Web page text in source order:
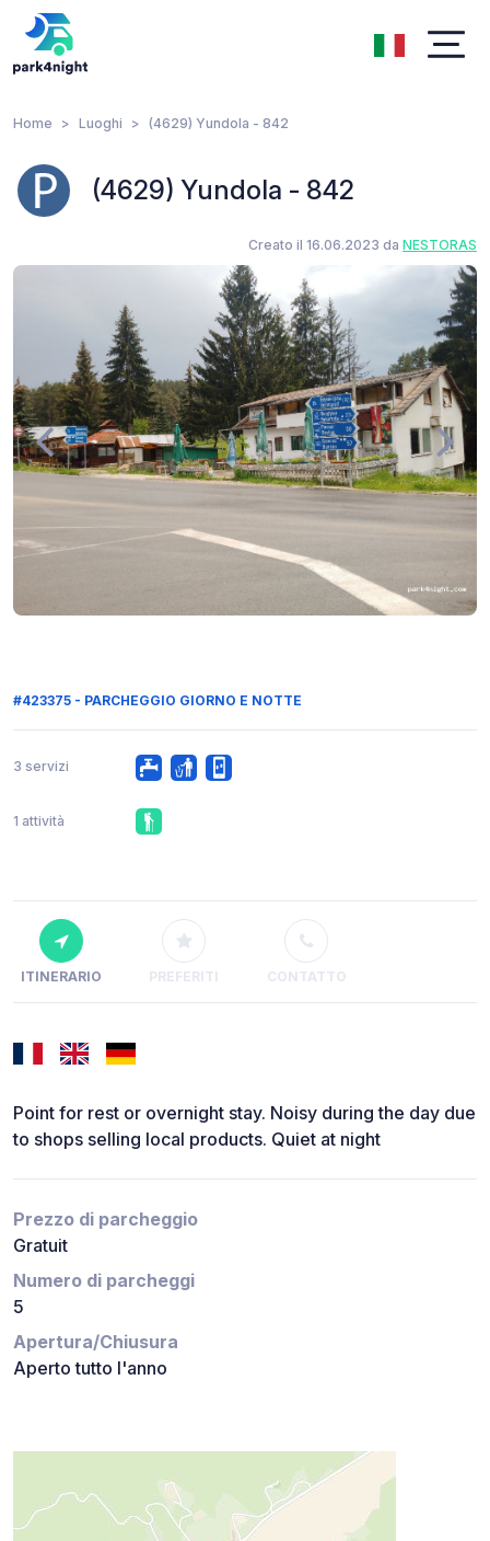
Home Luoghi (4629) Yundola - 842
(4629) Yundola - 842
Creato il 16.06.2023 da NESTORAS
#423375 - PARCHEGGIO GIORNO E NOTTE
3 servizi
1 attività
ITINERARIO PREFERITI CONTATTO
Point for rest or overnight stay. Noisy during the day due
to shops selling local products. Quiet at night
Prezzo di parcheggio
Gratuit
Numero di parcheggi
5
Apertura/Chiusura
Aperto tutto l'anno